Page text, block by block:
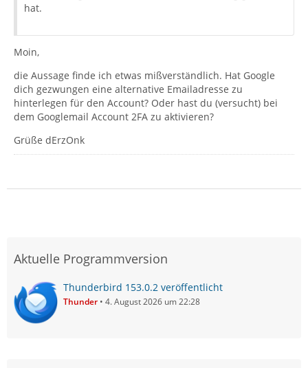
hat.
Moin,
die Aussage finde ich etwas mißverständlich. Hat Google
dich gezwungen eine alternative Emailadresse zu
hinterlegen für den Account? Oder hast du (versucht) bei
dem Googlemail Account 2FA zu aktivieren?
Grüße dErzOnk
Aktuelle Programmversion
Thunderbird 153.0.2 veröffentlicht
Thunder 4. August 2026 um 22:28